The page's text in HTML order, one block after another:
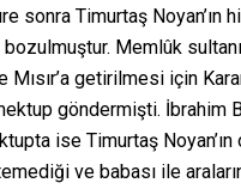
sonra Timurtaş Noyan’ın
Memlûk
Mısır’a getirilmesi için
göndermişti. İbrahim
ise Timurtaş Noyan’ın
ve babası ile